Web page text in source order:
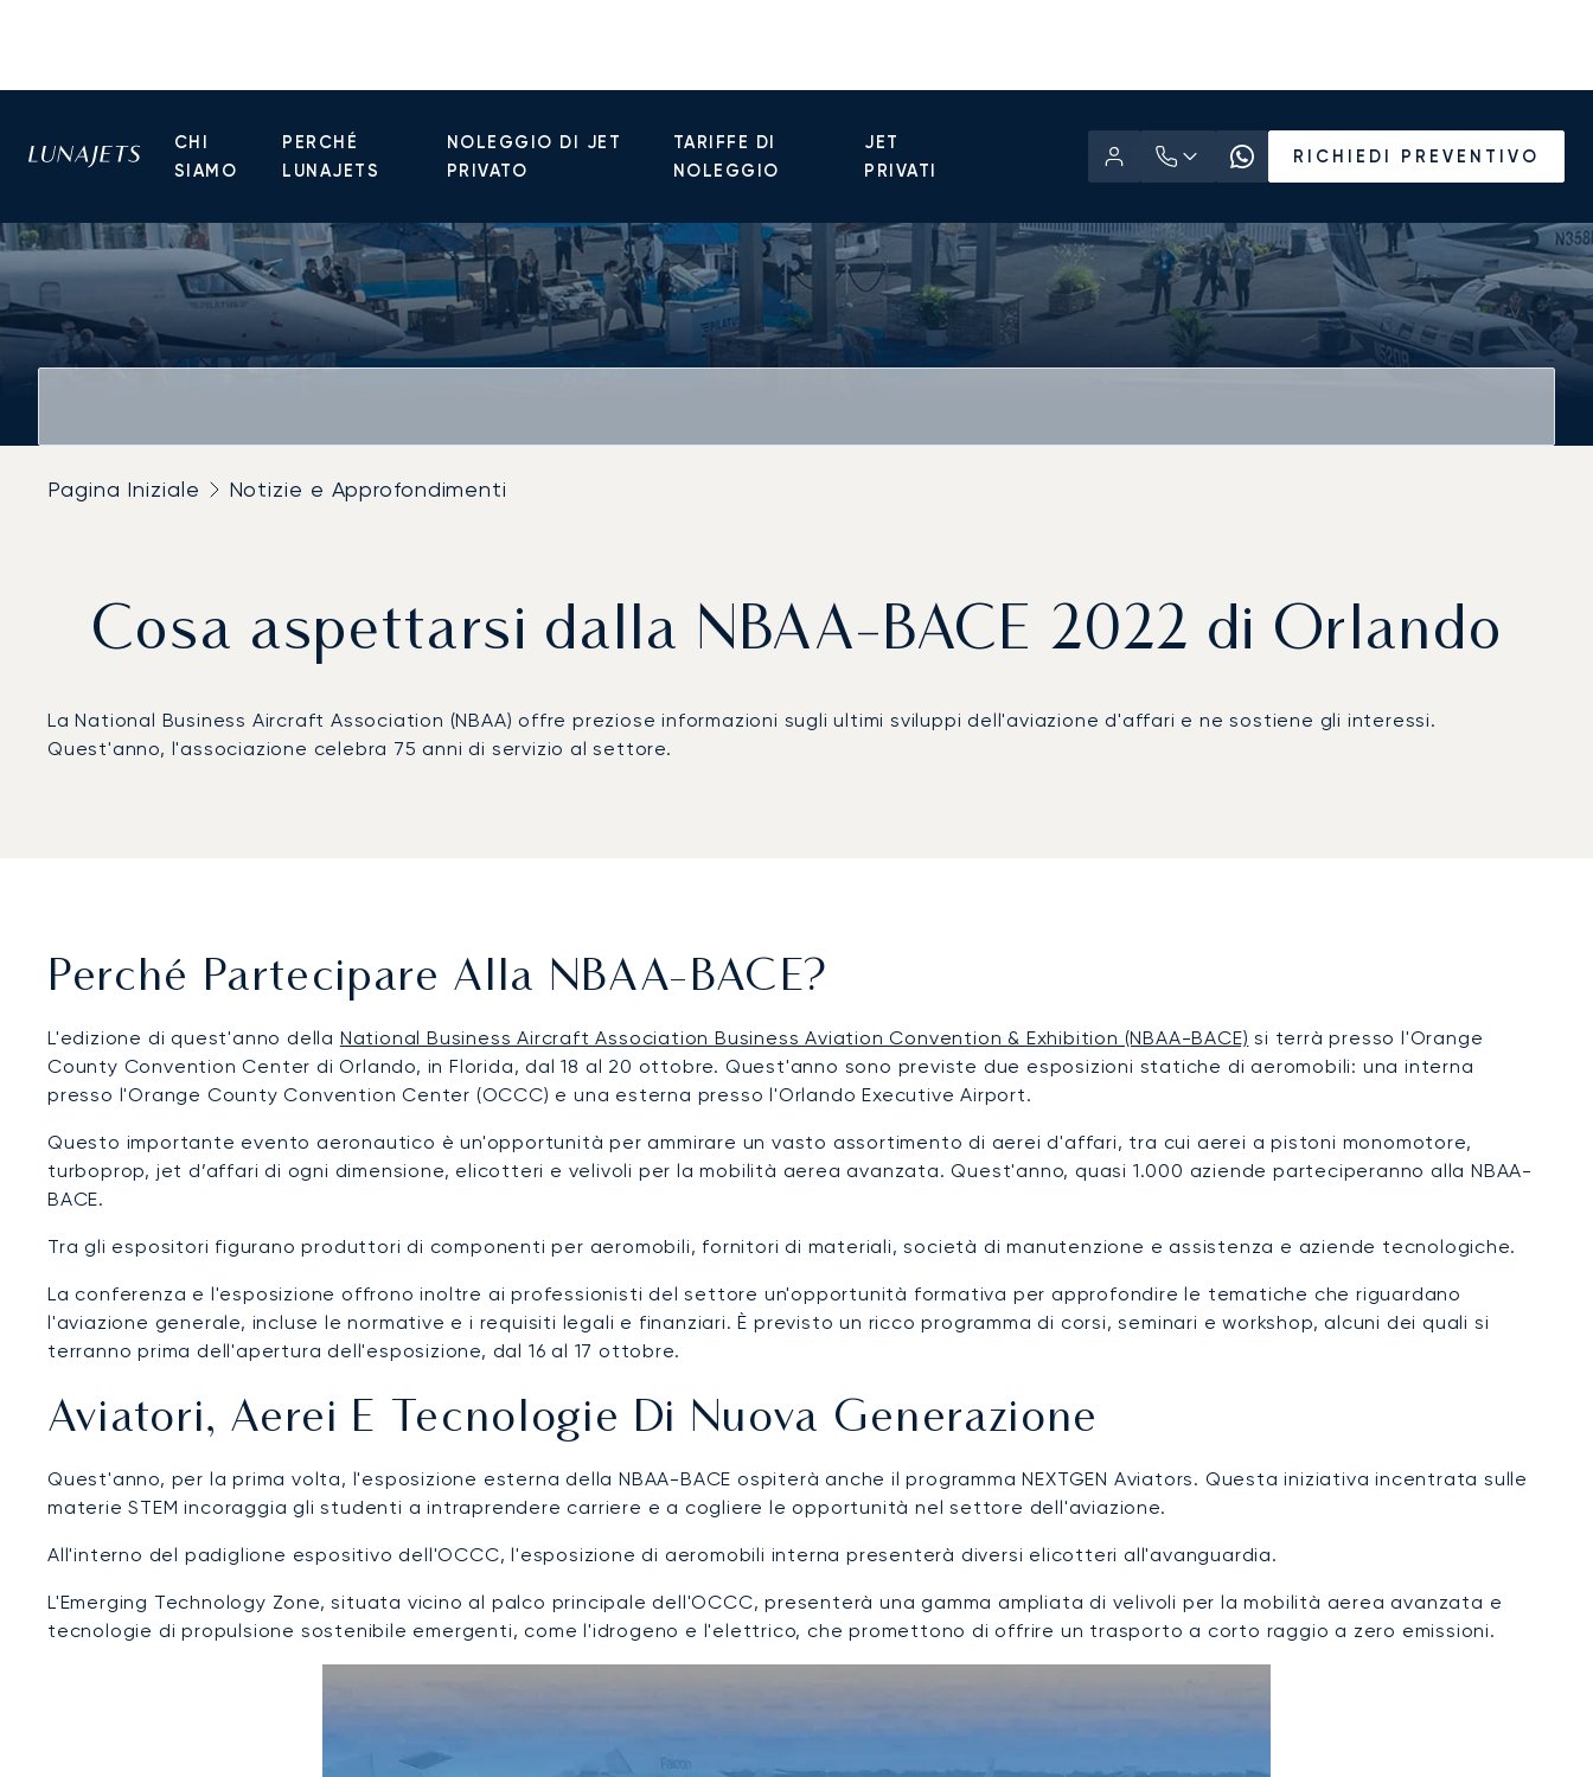
CHI
SIAMO
PERCHÉ
LUNAJETS
NOLEGGIO DI JET
PRIVATO
TARIFFE DI
NOLEGGIO
JET
PRIVATI
RICHIEDI PREVENTIVO
Pagina Iniziale Notizie e Approfondimenti
Cosa aspettarsi dalla NBAA-BACE 2022 di Orlando
La National Business Aircraft Association (NBAA) offre preziose informazioni sugli ultimi sviluppi dell'aviazione d'affari e ne sostiene gli interessi.
Quest'anno, l'associazione celebra 75 anni di servizio al settore.
Perché Partecipare Alla NBAA-BACE?
L'edizione di quest'anno della National Business Aircraft Association Business Aviation Convention & Exhibition (NBAA-BACE) si terrà presso l'Orange
County Convention Center di Orlando, in Florida, dal 18 al 20 ottobre. Quest'anno sono previste due esposizioni statiche di aeromobili: una interna
presso l'Orange County Convention Center (OCCC) e una esterna presso l'Orlando Executive Airport.
Questo importante evento aeronautico è un'opportunità per ammirare un vasto assortimento di aerei d'affari, tra cui aerei a pistoni monomotore,
turboprop, jet d’affari di ogni dimensione, elicotteri e velivoli per la mobilità aerea avanzata. Quest'anno, quasi 1.000 aziende parteciperanno alla NBAA-
BACE.
Tra gli espositori figurano produttori di componenti per aeromobili, fornitori di materiali, società di manutenzione e assistenza e aziende tecnologiche.
La conferenza e l'esposizione offrono inoltre ai professionisti del settore un'opportunità formativa per approfondire le tematiche che riguardano
l'aviazione generale, incluse le normative e i requisiti legali e finanziari. È previsto un ricco programma di corsi, seminari e workshop, alcuni dei quali si
terranno prima dell'apertura dell'esposizione, dal 16 al 17 ottobre.
Aviatori, Aerei E Tecnologie Di Nuova Generazione
Quest'anno, per la prima volta, l'esposizione esterna della NBAA-BACE ospiterà anche il programma NEXTGEN Aviators. Questa iniziativa incentrata sulle
materie STEM incoraggia gli studenti a intraprendere carriere e a cogliere le opportunità nel settore dell'aviazione.
All'interno del padiglione espositivo dell'OCCC, l'esposizione di aeromobili interna presenterà diversi elicotteri all'avanguardia.
L'Emerging Technology Zone, situata vicino al palco principale dell'OCCC, presenterà una gamma ampliata di velivoli per la mobilità aerea avanzata e
tecnologie di propulsione sostenibile emergenti, come l'idrogeno e l'elettrico, che promettono di offrire un trasporto a corto raggio a zero emissioni.